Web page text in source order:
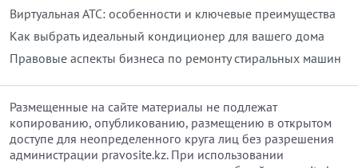
Виртуальная АТС: особенности и ключевые преимущества
Как выбрать идеальный кондиционер для вашего дома
Правовые аспекты бизнеса по ремонту стиральных машин
Размещенные на сайте материалы не подлежат
копированию, опубликованию, размещению в открытом
доступе для неопределенного круга лиц без разрешения
администрации pravosite.kz. При использовании